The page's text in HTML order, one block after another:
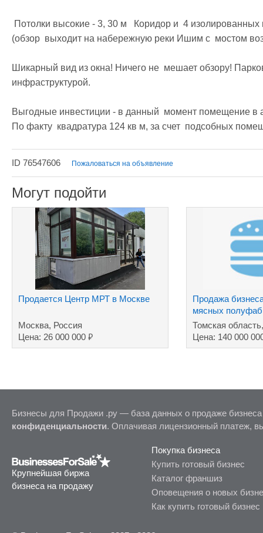
(обзор  выходит на набережную реки Ишим с  мостом
Шикарный вид из окна! Ничего не  мешает обзору!
инфраструктурой.
Выгодные инвестиции - в данный  момент помещение в
По факту  квадратура 124 кв м, за счет  подсобных
ID 76547606 Пожаловаться на объявление
Могут подойти
Продается Центр МРТ в Москве
Москва, Россия
Цена: 26 000 000 ₽
Продажа
мясных
Томская
Цена: 140 000
Бизнесы для Продажи .ру — база данных о продаже
конфиденциальности. Оплачивая лицензионный платеж,
Крупнейшая биржа
бизнеса на продажу
Покупка бизнеса
Купить готовый бизнес
Каталог франшиз
Оповещения о новых
Как купить готовый бизнес